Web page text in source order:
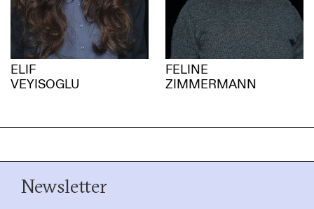
ELIF
VEYISOGLU
FELINE
ZIMMERMANN
Newsletter